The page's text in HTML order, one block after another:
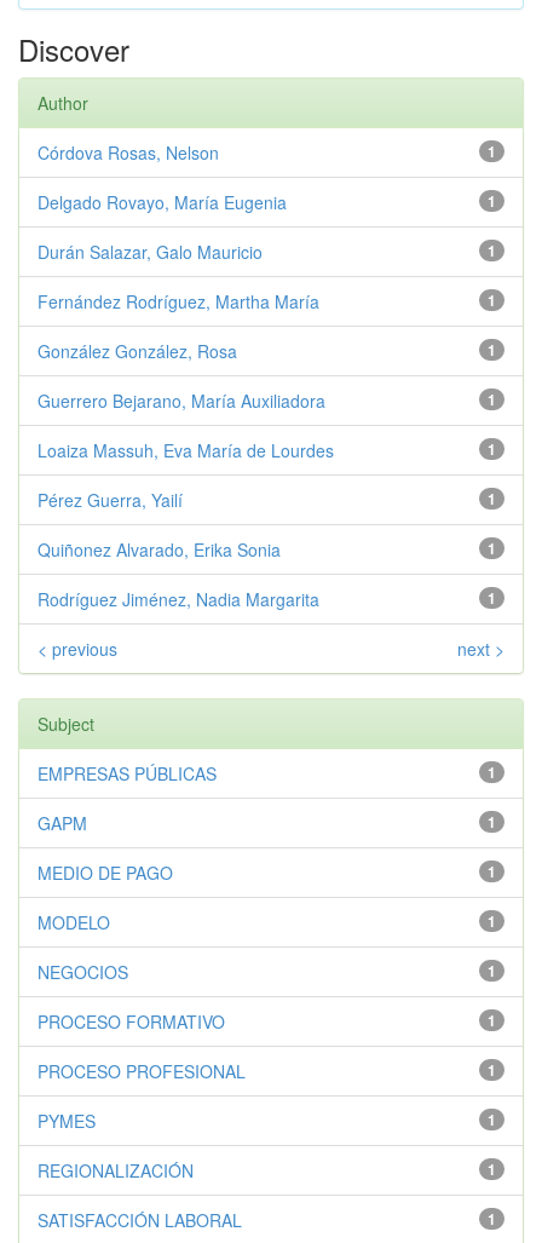
Discover
Author
1
Córdova Rosas, Nelson
1
Delgado Rovayo, María Eugenia
1
Durán Salazar, Galo Mauricio
1
Fernández Rodríguez, Martha María
1
González González, Rosa
1
Guerrero Bejarano, María Auxiliadora
1
Loaiza Massuh, Eva María de Lourdes
1
Pérez Guerra, Yailí
1
Quiñonez Alvarado, Erika Sonia
1
Rodríguez Jiménez, Nadia Margarita
< previous next >
Subject
1
EMPRESAS PÚBLICAS
1
GAPM
1
MEDIO DE PAGO
1
MODELO
1
NEGOCIOS
1
PROCESO FORMATIVO
1
PROCESO PROFESIONAL
1
PYMES
1
REGIONALIZACIÓN
1
SATISFACCIÓN LABORAL